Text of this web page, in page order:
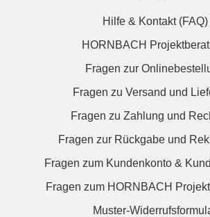
Hilfe & Kontakt (FAQ)
HORNBACH
Fragen zur
Fragen zu Versand und
Fragen zu Zahlung und
Fragen zur Rückgabe und
Fragen zum Kundenkonto &
Fragen zum HORNBACH
Muster-